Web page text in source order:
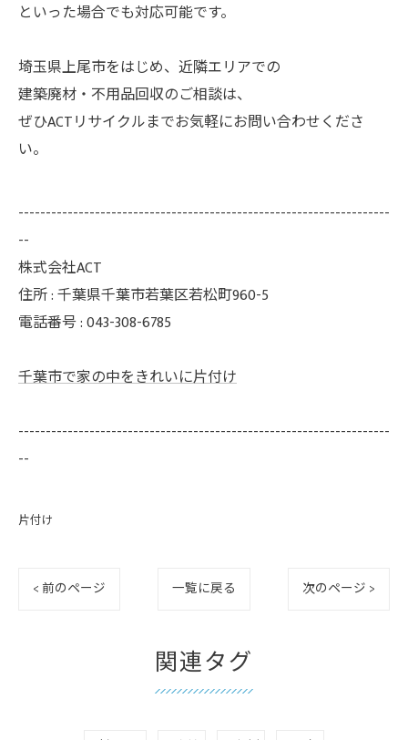
といった場合でも対応可能です。
埼玉県上尾市をはじめ、近隣エリアでの
建築廃材・不用品回収のご相談は、
ぜひACTリサイクルまでお気軽にお問い合わせくださ
い。
--------------------------------------------------------------------
--
株式会社ACT
住所 : 千葉県千葉市若葉区若松町960-5
電話番号 : 043-308-6785
千葉市で家の中をきれいに片付け
--------------------------------------------------------------------
--
片付け
< 前のページ 一覧に戻る 次のページ >
関連タグ